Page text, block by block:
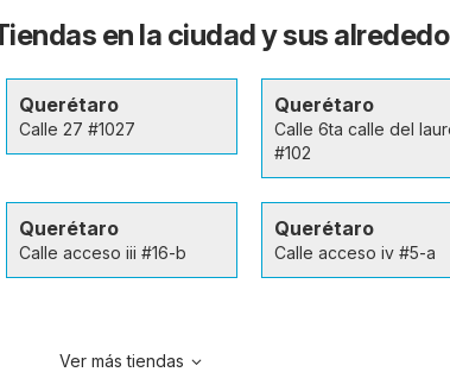
en la ciudad y sus
Querétaro
Calle 27 #1027
Querétaro
Calle 6ta calle del
#102
Querétaro
Calle acceso iii #16-b
Querétaro
Calle acceso iv #5-a
Ver más tiendas